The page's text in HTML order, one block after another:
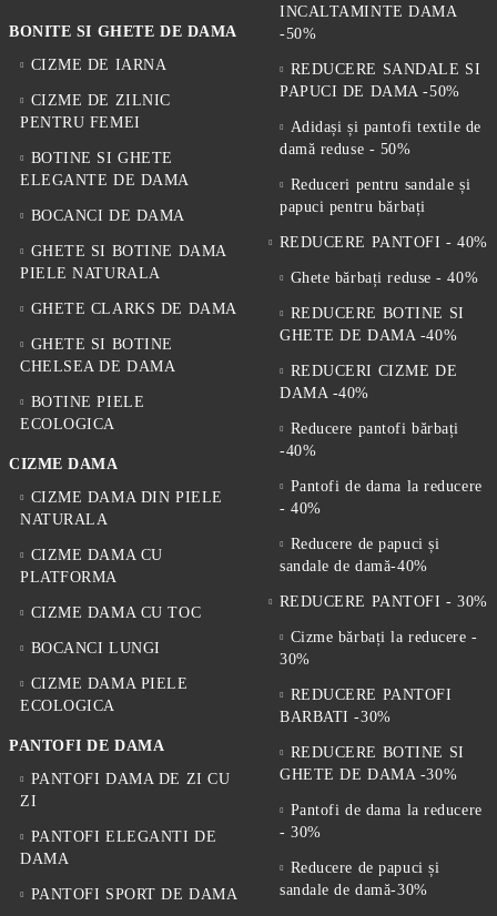
BONITE SI GHETE DE DAMA
CIZME DE IARNA
CIZME DE ZILNIC
PENTRU FEMEI
BOTINE SI GHETE
ELEGANTE DE DAMA
BOCANCI DE DAMA
GHETE SI BOTINE DAMA
PIELE NATURALA
GHETE CLARKS DE DAMA
GHETE SI BOTINE
CHELSEA DE DAMA
BOTINE PIELE
ECOLOGICA
CIZME DAMA
CIZME DAMA DIN PIELE
NATURALA
CIZME DAMA CU
PLATFORMA
CIZME DAMA CU TOC
BOCANCI LUNGI
CIZME DAMA PIELE
ECOLOGICA
PANTOFI DE DAMA
PANTOFI DAMA DE ZI CU
ZI
PANTOFI ELEGANTI DE
DAMA
PANTOFI SPORT DE DAMA
INCALTAMINTE DAMA
-50%
REDUCERE SANDALE SI
PAPUCI DE DAMA -50%
Adidași și pantofi textile de
damă reduse - 50%
Reduceri pentru sandale și
papuci pentru bărbați
REDUCERE PANTOFI - 40%
Ghete bărbați reduse - 40%
REDUCERE BOTINE SI
GHETE DE DAMA -40%
REDUCERI CIZME DE
DAMA -40%
Reducere pantofi bărbați
-40%
Pantofi de dama la reducere
- 40%
Reducere de papuci și
sandale de damă-40%
REDUCERE PANTOFI - 30%
Cizme bărbați la reducere -
30%
REDUCERE PANTOFI
BARBATI -30%
REDUCERE BOTINE SI
GHETE DE DAMA -30%
Pantofi de dama la reducere
- 30%
Reducere de papuci și
sandale de damă-30%